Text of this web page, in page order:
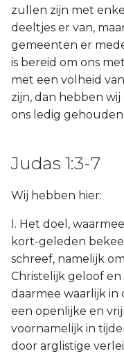
zullen zijn met
deeltjes er van,
gemeenten er
is bereid om ons
met een volheid
zijn, dan hebben
ons ledig gehouden.
Judas 1:3-7
Wij hebben hier:
I. Het doel,
kort-geleden
schreef, namelijk
Christelijk geloof
daarmee waarlijk in
een openlijke en
voornamelijk in
door arglistige